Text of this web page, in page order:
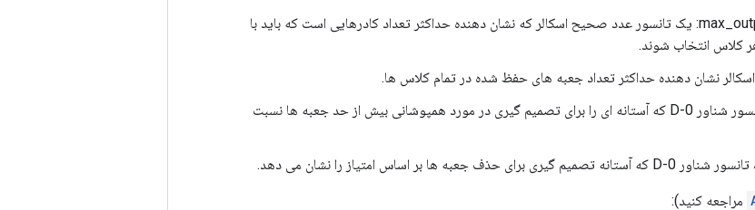
max_output_size_per_class: یک تانسور عدد صحیح اسکالر که نشان دهنده حداکثر تعداد کادرهایی است که باید با
کلاس انتخاب شوند.
iou_threshold: یک تانسور شناور 0-D که آستانه ای را برای تصمیم گیری در مورد همپوشانی بیش از حد جعبه ها نسبت
مراجعه کنید):